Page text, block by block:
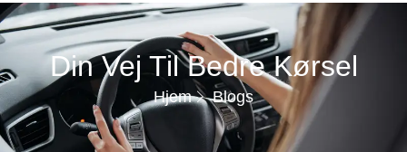
Din Vej Til Bedre Kørsel
Hjem Blogs